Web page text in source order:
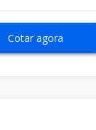
Cotar agora